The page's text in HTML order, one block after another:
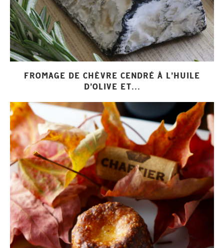
FROMAGE DE CHÈVRE CENDRÉ À L’HUILE
D’OLIVE ET...